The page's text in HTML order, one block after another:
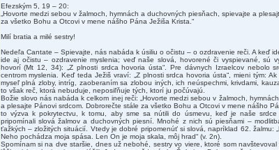
Efezským 5, 19 – 20:
„Hovorte medzi sebou v žalmoch, hymnách a duchovných piesňach, spievajte a
za všetko Bohu a Otcovi v mene nášho Pána Ježiša Krista.“
Milí bratia a milé sestry!
Nedeľa Cantate – Spievajte, nás nabáda k úsiliu o očistu – o ozdravenie reči. A keď
ide aj očistu – ozdravenie myslenia; veď naše slová, hovorené či vyspievané, sú
hovorí (Mt 12, 34): „Z plnosti srdca hovoria ústa“. Pre dávnych Izraelcov nebolo
centrom myslenia. Keď teda Ježiš vraví: „Z plnosti srdca hovoria ústa“, mieni tým:
myseľ plná zloby, intríg, zaoberaním sa zlobou iných, ich neúspechmi, krivdami,
to však reč, ktorá nebuduje, neposiľňuje tých, ktorí ju počúvajú.
Božie slovo nás nabáda k celkom inej reči: „Hovorte medzi sebou v žalmoch,
a plesajte Pánovi srdcom. Dobrorečte stále za všetko Bohu a Otcovi v mene nášho
to výzva k pokrytectvu, k tomu, aby sme sa nútili do úsmevu, keď je naše
pripomínali slová žalmov a duchovných piesní. Mnohé z nich sú piesňami –
ťažkých – zložitých situácií. Vtedy je dobré pripomenúť si slová, napríklad 62. žalmu:
Neho pochádza moja spása. Len On je moja skala, môj hrad“ (v. 2n).
Spomínam si na dve staršie, dnes už nebohé, sestry vo viere, ktoré som